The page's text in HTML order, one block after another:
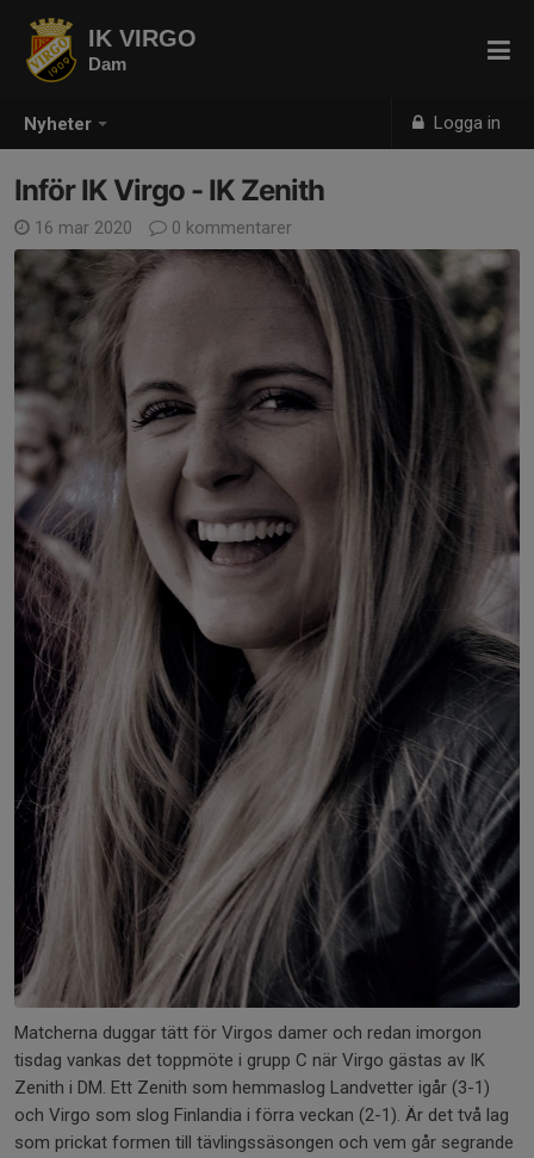
Nyheter Logga in
IK VIRGO
Dam
Inför IK Virgo - IK Zenith
16 mar 2020 0 kommentarer
Matcherna duggar tätt för Virgos damer och redan imorgon
tisdag vankas det toppmöte i grupp C när Virgo gästas av IK
Zenith i DM. Ett Zenith som hemmaslog Landvetter igår (3-1)
och Virgo som slog Finlandia i förra veckan (2-1). Är det två lag
som prickat formen till tävlingssäsongen och vem går segrande